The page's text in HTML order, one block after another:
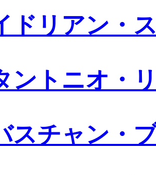
ドリアン・
ントニオ・
スチャン・